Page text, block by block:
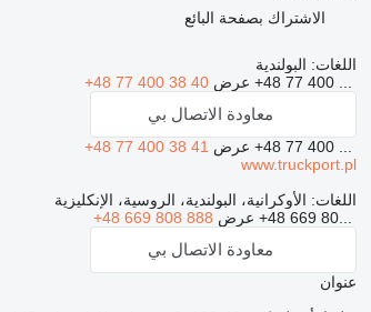
الاشتراك بصفحة البائع
اللغات: البولندية
+48 77 400 ... عرض +48 77 400 38 40
معاودة الاتصال بي
+48 77 400 ... عرض +48 77 400 38 41
www.truckport.pl
اللغات: الأوكرانية، البولندية، الروسية، الإنكليزية
+48 669 80... عرض +48 669 808 888
معاودة الاتصال بي
عنوان